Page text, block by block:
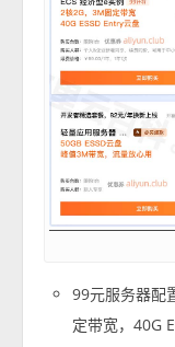
99元服务器配
定带宽，40G